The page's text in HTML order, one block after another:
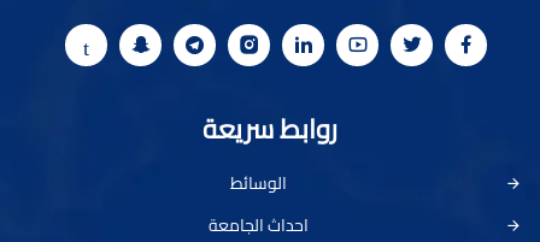
روابط سريعة
الوسائط
احداث الجامعة